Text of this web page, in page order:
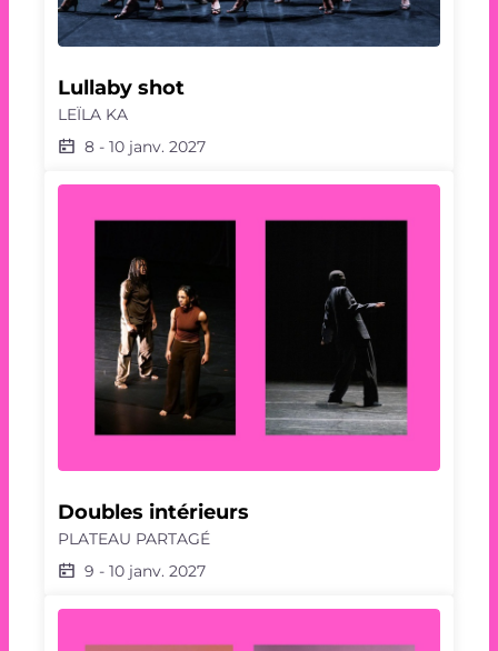
Lullaby shot
LEÏLA KA
8 - 10 janv. 2027
Doubles intérieurs
PLATEAU PARTAGÉ
9 - 10 janv. 2027